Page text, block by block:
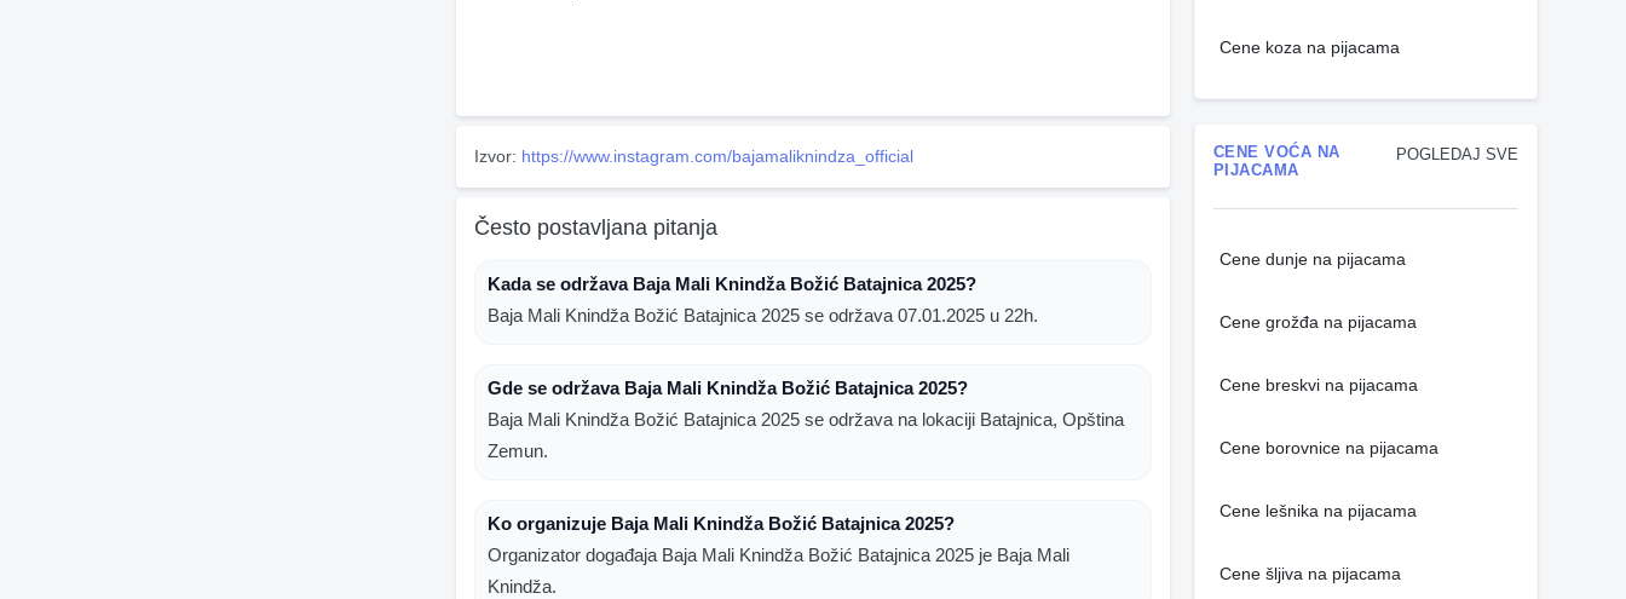
Izvor: https://www.instagram.com/bajamaliknindza_official
Često postavljana pitanja
Kada se održava Baja Mali Knindža Božić Batajnica 2025?
Baja Mali Knindža Božić Batajnica 2025 se održava 07.01.2025 u 22h.
Gde se održava Baja Mali Knindža Božić Batajnica 2025?
Baja Mali Knindža Božić Batajnica 2025 se održava na lokaciji Batajnica, Opština
Zemun.
Ko organizuje Baja Mali Knindža Božić Batajnica 2025?
Organizator događaja Baja Mali Knindža Božić Batajnica 2025 je Baja Mali
Knindža.
Cene koza na pijacama
POGLEDAJ SVE
CENE VOĆA NA
PIJACAMA
Cene dunje na pijacama
Cene grožđa na pijacama
Cene breskvi na pijacama
Cene borovnice na pijacama
Cene lešnika na pijacama
Cene šljiva na pijacama